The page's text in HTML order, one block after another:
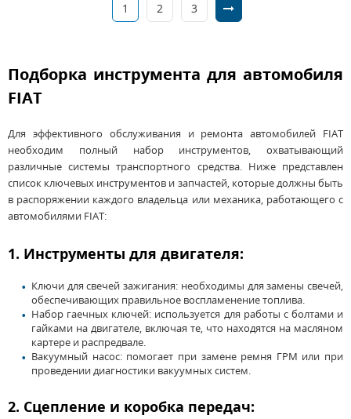
1 2 3
Подборка инструмента для автомобиля
FIAT
Для эффективного обслуживания и ремонта автомобилей FIAT
необходим полный набор инструментов, охватывающий
различные системы транспортного средства. Ниже представлен
список ключевых инструментов и запчастей, которые должны быть
в распоряжении каждого владельца или механика, работающего с
автомобилями FIAT:
1. Инструменты для двигателя:
Ключи для свечей зажигания: необходимы для замены свечей,
обеспечивающих правильное воспламенение топлива.
Набор гаечных ключей: используется для работы с болтами и
гайками на двигателе, включая те, что находятся на масляном
картере и распредвале.
Вакуумный насос: помогает при замене ремня ГРМ или при
проведении диагностики вакуумных систем.
2. Сцепление и коробка передач: